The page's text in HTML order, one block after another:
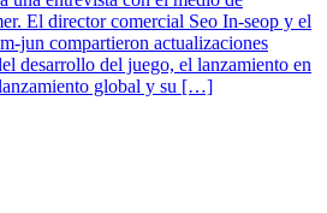
El director comercial Seo In-seop y el
jun compartieron actualizaciones
desarrollo del juego, el lanzamiento en
global y su […]